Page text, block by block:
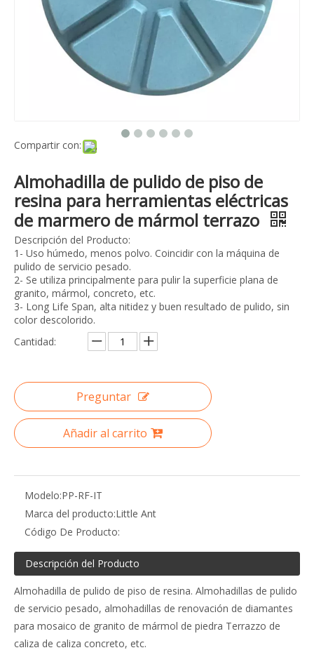
Compartir con:
Almohadilla de pulido de piso de
resina para herramientas eléctricas
de marmero de mármol terrazo
Descripción del Producto:
1- Uso húmedo, menos polvo. Coincidir con la máquina de
pulido de servicio pesado.
2- Se utiliza principalmente para pulir la superficie plana de
granito, mármol, concreto, etc.
3- Long Life Span, alta nitidez y buen resultado de pulido, sin
color descolorido.
Cantidad:
Preguntar
Añadir al carrito
Modelo:PP-RF-IT
Marca del producto:Little Ant
Código De Producto:
Descripción del Producto
Almohadilla de pulido de piso de resina. Almohadillas de pulido
de servicio pesado, almohadillas de renovación de diamantes
para mosaico de granito de mármol de piedra Terrazzo de
caliza de caliza concreto, etc.